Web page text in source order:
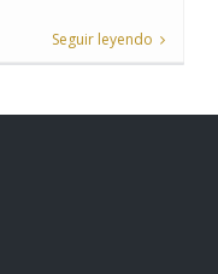
Seguir leyendo